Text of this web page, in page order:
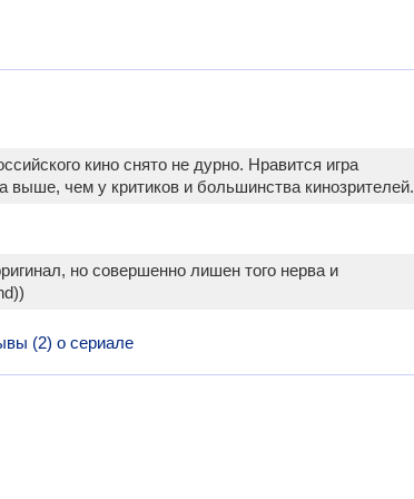
кино снято не дурно. Нравится игра
выше, чем у критиков и большинства кинозрителей.
но совершенно лишен того нерва и
(2) о сериале